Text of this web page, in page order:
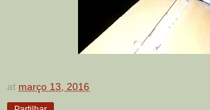
at março 13, 2016